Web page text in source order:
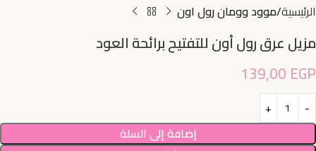
الرئيسية موود وومان رول اون
مزيل عرق رول أون للتفتيح برائحة العود
139,00 EGP
إضافة إلى السلة